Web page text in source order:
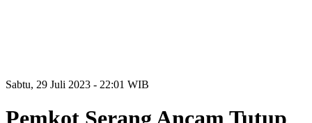
Sabtu, 29 Juli 2023 - 22:01 WIB